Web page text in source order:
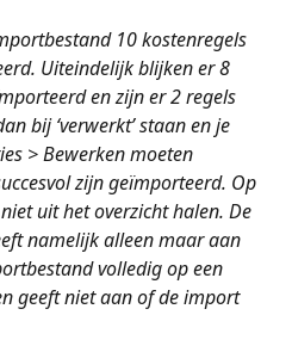
10 kostenregels
Uiteindelijk blijken er 8
en zijn er 2 regels
bij ‘verwerkt’ staan en je
> Bewerken moeten
zijn geïmporteerd. Op
uit het overzicht halen. De
namelijk alleen maar aan
volledig op een
geeft niet aan of de import